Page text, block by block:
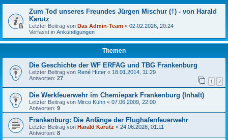
Zum Tod unseres Freundes Jürgen Mischur (†) - von Harald
Karutz
Letzter Beitrag von Das Admin-Team « 02.02.2026, 20:24
Verfasst in Ankündigungen
Themen
Die Geschichte der WF ERFAG und TBG Frankenburg
Letzter Beitrag von René Huter « 18.01.2014, 11:29
Antworten: 27 1 2
Die Werkfeuerwehr im Chemiepark Frankenburg (Inhalt)
Letzter Beitrag von Mirco Kühn « 07.06.2009, 22:00
Antworten: 9
Frankenburg: Die Anfänge der Flughafenfeuerwehr
Letzter Beitrag von Harald Karutz « 24.06.2026, 01:11
Antworten: 8